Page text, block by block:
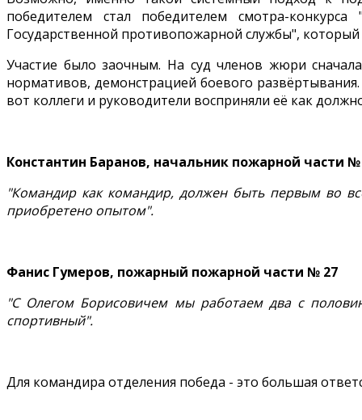
победителем стал победителем смотра-
Государственной противопожарной службы", который
Участие было заочным. На суд членов жюри
нормативов, демонстрацией боевого
вот коллеги и руководители восприняли её как
Константин Баранов, начальник пожарной части №
"Командир как командир, должен быть первым во
приобретено опытом".
Фанис Гумеров, пожарный пожарной части № 27
"С Олегом Борисовичем мы работаем два с
спортивный".
Для командира отделения победа - это большая